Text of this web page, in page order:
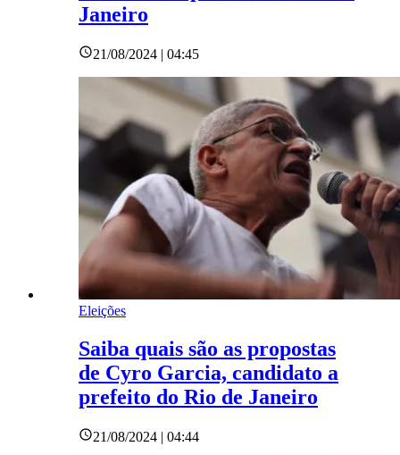
Janeiro
21/08/2024 | 04:45
Eleições
Saiba quais são as propostas
de Cyro Garcia, candidato a
prefeito do Rio de Janeiro
21/08/2024 | 04:44